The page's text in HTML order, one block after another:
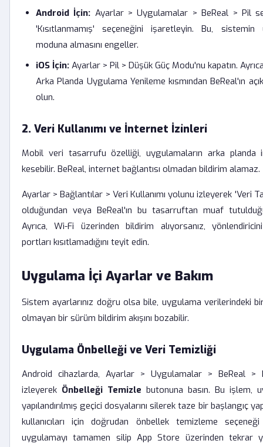
Android İçin: Ayarlar > Uygulamalar > BeReal > Pil
'Kısıtlanmamış' seçeneğini işaretleyin. Bu, sistemin
moduna almasını engeller.
iOS İçin: Ayarlar > Pil > Düşük Güç Modu'nu kapatın.
Arka Planda Uygulama Yenileme kısmından BeReal'ın
olun.
2. Veri Kullanımı ve İnternet İzinleri
Mobil veri tasarrufu özelliği, uygulamaların arka planda
kesebilir. BeReal, internet bağlantısı olmadan bildirim alamaz.
Ayarlar > Bağlantılar > Veri Kullanımı yolunu izleyerek 'Veri
olduğundan veya BeReal'ın bu tasarruftan muaf
Ayrıca, Wi-Fi üzerinden bildirim alıyorsanız,
portları kısıtlamadığını teyit edin.
Uygulama İçi Ayarlar ve Bakım
Sistem ayarlarınız doğru olsa bile, uygulama verilerindeki
olmayan bir sürüm bildirim akışını bozabilir.
Uygulama Önbelleği ve Veri Temizliği
Android cihazlarda, Ayarlar > Uygulamalar > BeReal >
izleyerek Önbelleği Temizle butonuna basın. Bu işlem,
yapılandırılmış geçici dosyalarını silerek taze bir başlangıç
kullanıcıları için doğrudan önbellek temizleme seçeneği
uygulamayı tamamen silip App Store üzerinden tekrar